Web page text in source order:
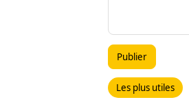
Publier
Les plus utiles